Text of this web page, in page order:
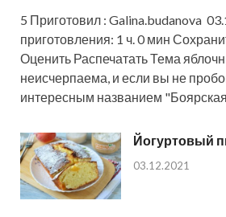
5 Приготовил : Galina.budanova
приготовления: 1 ч. 0 мин
Оценить Распечатать Тема
неисчерпаема, и если вы не
интересным названием "Боярская
Йогуртовый
03.12.2021